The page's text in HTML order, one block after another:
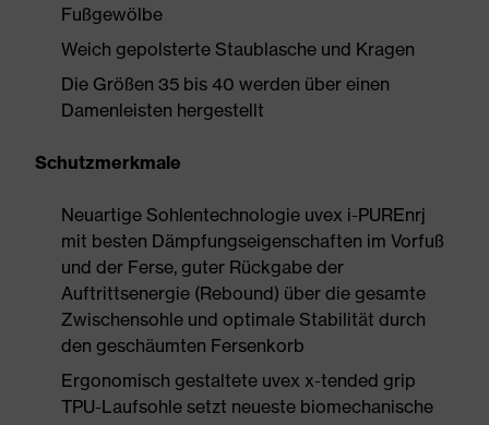
Fußgewölbe
Weich gepolsterte Staublasche und Kragen
Die Größen 35 bis 40 werden über einen
Damenleisten hergestellt
Schutzmerkmale
Neuartige Sohlentechnologie uvex i-PUREnrj
mit besten Dämpfungseigenschaften im Vorfuß
und der Ferse, guter Rückgabe der
Auftrittsenergie (Rebound) über die gesamte
Zwischensohle und optimale Stabilität durch
den geschäumten Fersenkorb
Ergonomisch gestaltete uvex x-tended grip
TPU-Laufsohle setzt neueste biomechanische